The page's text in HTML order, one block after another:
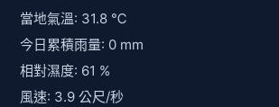
當地氣溫: 31.8 ℃
今日累積雨量: 0 mm
相對濕度: 61 %
風速: 3.9 公尺/秒